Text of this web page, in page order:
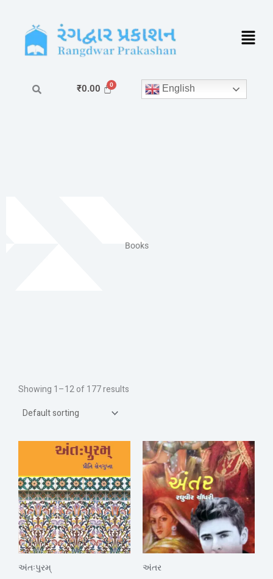
content
₹0.00 English
Books​
Showing 1–12 of 177 results
અંતઃપુરમ્ અંતર